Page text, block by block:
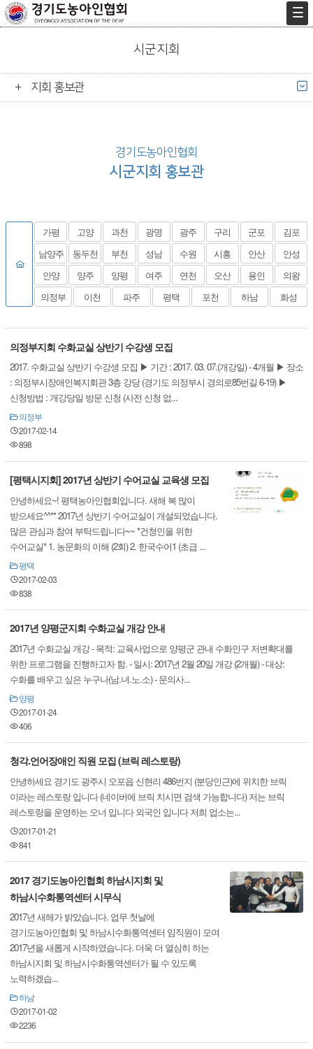
시군지회
지회 홍보관
경기도농아인협회
시군지회 홍보관
가평 고양 과천 광명 광주 구리 군포
김포
남양주
동두천 부천 성남 수원 시흥 안산
안성
안양
양주 양평 여주 연천 오산 용인
의왕
의정부
이천 파주 평택 포천 하남 화성
의정부지회 수화교실 상반기 수강생 모집
2017. 수화교실 상반기 수강생 모집 ▶ 기간 : 2017. 03. 07.(개강일) - 4개월 ▶ 장소
: 의정부시장애인복지회관 3층 강당 (경기도 의정부시 경의로85번길 6-19) ▶
신청방법 : 개강당일 방문 신청 (사전 신청 없...
의정부
2017-02-14
898
[평택시지회] 2017년 상반기 수어교실 교육생 모집
안녕하세요~! 평택농아인협회입니다. 새해 복 많이
받으세요^^** 2017년 상반기 수어교실이 개설되었습니다.
많은 관심과 참여 부탁드립니다~~ *건청인을 위한
수어교실* 1. 농문화의 이해 (2회) 2. 한국수어1 (초급 ...
평택
2017-02-03
838
2017년 양평군지회 수화교실 개강 안내
2017년 수화교실 개강 - 목적: 교육사업으로 양평군 관내 수화인구 저변확대를
위한 프로그램을 진행하고자 함. - 일시: 2017년 2월 20일 개강 (2개월) - 대상:
수화를 배우고 싶은 누구나(남.녀.노.소) - 문의사...
양평
2017-01-24
406
청각.언어장애인 직원 모집 (브릭 레스토랑)
안녕하세요 경기도 광주시 오포읍 신현리 486번지 (분당인근)에 위치한 브릭
이라는 레스토랑 입니다 (네이버에 브릭 치시면 검색 가능합니다) 저는 브릭
레스토랑을 운영하는 오너 입니다 외국인 입니다 저희 업소는...
2017-01-21
841
2017 경기도농아인협회 하남시지회 및
하남시수화통역센터 시무식
2017년 새해가 밝았습니다. 업무 첫날에
경기도농아인협회 및 하남시수화통역센터 임직원이 모여
2017년을 새롭게 시작하였습니다. 더욱 더 열심히 하는
하남시지회 및 하남시수화통역센터가 될 수 있도록
노력하겠습...
하남
2017-01-02
2236